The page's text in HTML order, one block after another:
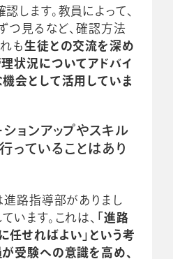
します。教員によって、
つ見るなど、確認方法
も生徒との交流を深め
状況についてアドバイ
会として活用していま
ョンアップやスキル
っていることはあり
路指導部がありまし
います。これは、 「進路
せればよい」という考
受験への意識を高め、